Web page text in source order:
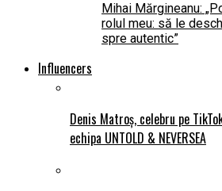
Mihai Mărgineanu:
rolul meu: să le
spre autentic”
Influencers
Denis Matroș, celebru pe
echipa UNTOLD & NEVERSEA